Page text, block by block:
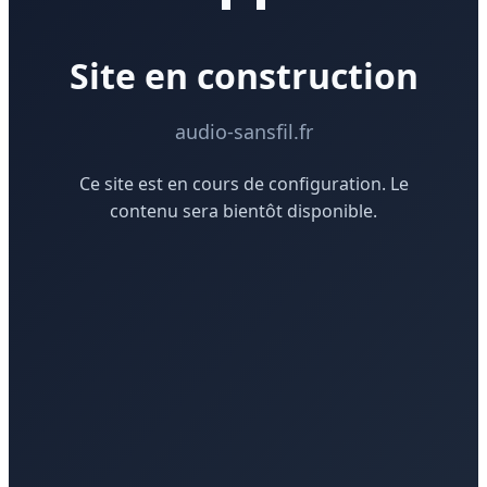
Site en construction
audio-sansfil.fr
Ce site est en cours de configuration. Le
contenu sera bientôt disponible.